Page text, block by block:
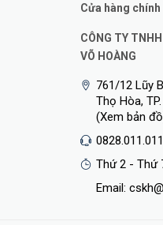
Cửa hàng chính
CÔNG TY
VÕ HOÀNG
761/12 Lũy
Thọ Hòa,
(Xem bản
Thứ 2 - Thứ
Email: